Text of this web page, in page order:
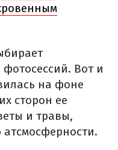
Вот и
на фоне
сторон ее
и травы,